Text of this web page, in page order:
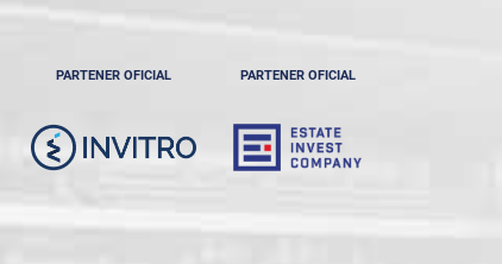
PARTENER OFICIAL PARTENER OFICIAL